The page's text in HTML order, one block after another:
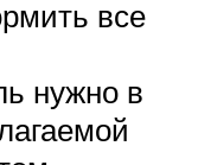
все
нужно в